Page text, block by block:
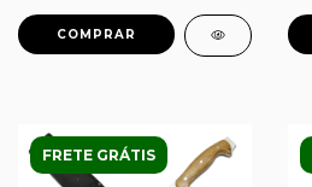
FRETE GRÁTIS